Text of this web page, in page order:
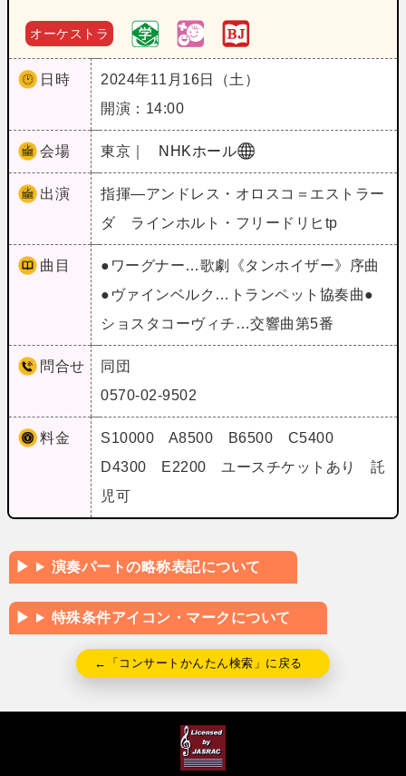
オーケストラ
日時
2024年11月16日（土）
開演：14:00
会場 東京｜ NHKホール
出演
指揮―アンドレス・オロスコ＝エストラー
ダ ラインホルト・フリードリヒtp
曲目
●ワーグナー…歌劇《タンホイザー》序曲
●ヴァインベルク…トランペット協奏曲●
ショスタコーヴィチ…交響曲第5番
問合せ
同団
0570-02-9502
料金
S10000 A8500 B6500 C5400
D4300 E2200 ユースチケットあり 託
児可
演奏パートの略称表記について
特殊条件アイコン・マークについて
←「コンサートかんたん検索」に戻る